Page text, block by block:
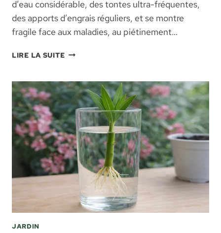
d’eau considérable, des tontes ultra-fréquentes,
des apports d’engrais réguliers, et se montre
fragile face aux maladies, au piétinement…
LIRE LA SUITEGAZON
LES
7
INCONVÉNIENTS
MAJEURS
AVANT
DE
SE
LANCER
JARDIN